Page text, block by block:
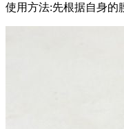
使用方法:先根据自身的